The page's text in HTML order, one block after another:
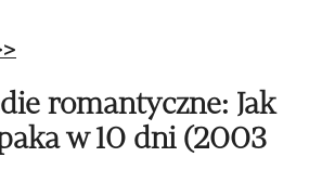
romantyczne: Jak
w 10 dni (2003